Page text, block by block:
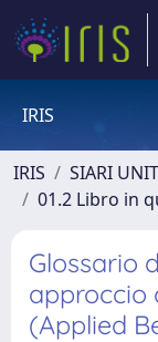
IRIS
IRIS SIARI
01.2 Libro in
Glossario
approccio
(Applied